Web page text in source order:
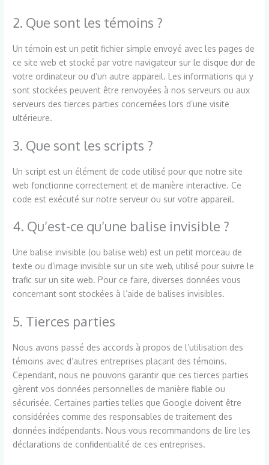
2. Que sont les témoins ?
Un témoin est un petit fichier simple envoyé avec les pages de
ce site web et stocké par votre navigateur sur le disque dur de
votre ordinateur ou d’un autre appareil. Les informations qui y
sont stockées peuvent être renvoyées à nos serveurs ou aux
serveurs des tierces parties concernées lors d’une visite
ultérieure.
3. Que sont les scripts ?
Un script est un élément de code utilisé pour que notre site
web fonctionne correctement et de manière interactive. Ce
code est exécuté sur notre serveur ou sur votre appareil.
4. Qu’est-ce qu’une balise invisible ?
Une balise invisible (ou balise web) est un petit morceau de
texte ou d’image invisible sur un site web, utilisé pour suivre le
trafic sur un site web. Pour ce faire, diverses données vous
concernant sont stockées à l’aide de balises invisibles.
5. Tierces parties
Nous avons passé des accords à propos de l’utilisation des
témoins avec d’autres entreprises plaçant des témoins.
Cependant, nous ne pouvons garantir que ces tierces parties
gèrent vos données personnelles de manière fiable ou
sécurisée. Certaines parties telles que Google doivent être
considérées comme des responsables de traitement des
données indépendants. Nous vous recommandons de lire les
déclarations de confidentialité de ces entreprises.